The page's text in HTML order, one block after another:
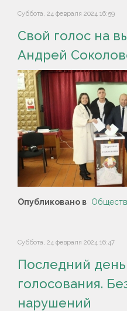
Суббота, 24 февраля 2024 16:59
Свой голос на
Андрей
Опубликовано в
Суббота, 24 февраля 2024 16:47
Последний
голосования.
нарушений